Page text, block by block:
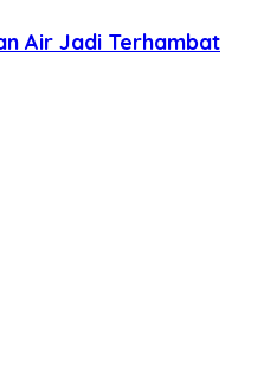
Air Jadi Terhambat